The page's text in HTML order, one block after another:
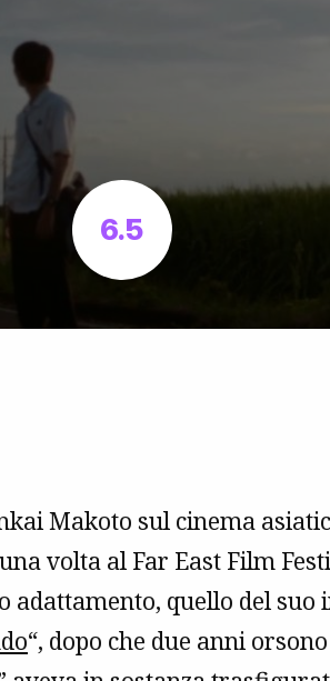
6.5
Makoto sul cinema
volta al Far East Film
quello del suo
“, dopo che due anni